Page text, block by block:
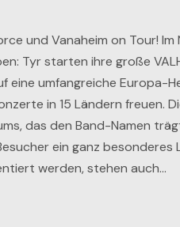
und Vanaheim on Tour!
Tyr starten ihre große
umfangreiche Europa-
in 15 Ländern freuen.
das den Band-Namen
ein ganz besonderes
werden, stehen auch…